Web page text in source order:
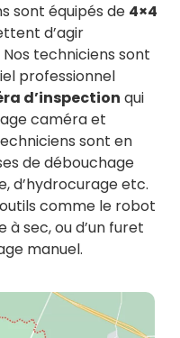
sont équipés de 4×4
d’agir
techniciens sont
professionnel
d’inspection qui
caméra et
sont en
de débouchage
d’hydrocurage etc.
comme le robot
sec, ou d’un furet
manuel.